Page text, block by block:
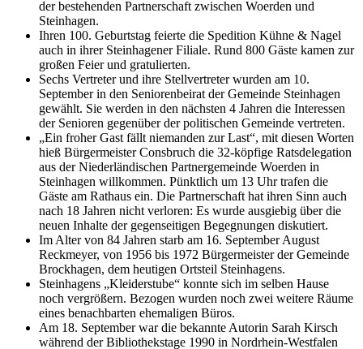
der bestehenden Partnerschaft zwischen Woerden und
Steinhagen.
Ihren 100. Geburtstag feierte die Spedition Kühne & Nagel
auch in ihrer Steinhagener Filiale. Rund 800 Gäste kamen zur
großen Feier und gratulierten.
Sechs Vertreter und ihre Stellvertreter wurden am 10.
September in den Seniorenbeirat der Gemeinde Steinhagen
gewählt. Sie werden in den nächsten 4 Jahren die Interessen
der Senioren gegenüber der politischen Gemeinde vertreten.
„Ein froher Gast fällt niemanden zur Last“, mit diesen Worten
hieß Bürgermeister Consbruch die 32-köpfige Ratsdelegation
aus der Niederländischen Partnergemeinde Woerden in
Steinhagen willkommen. Pünktlich um 13 Uhr trafen die
Gäste am Rathaus ein. Die Partnerschaft hat ihren Sinn auch
nach 18 Jahren nicht verloren: Es wurde ausgiebig über die
neuen Inhalte der gegenseitigen Begegnungen diskutiert.
Im Alter von 84 Jahren starb am 16. September August
Reckmeyer, von 1956 bis 1972 Bürgermeister der Gemeinde
Brockhagen, dem heutigen Ortsteil Steinhagens.
Steinhagens „Kleiderstube“ konnte sich im selben Hause
noch vergrößern. Bezogen wurden noch zwei weitere Räume
eines benachbarten ehemaligen Büros.
Am 18. September war die bekannte Autorin Sarah Kirsch
während der Bibliothekstage 1990 in Nordrhein-Westfalen